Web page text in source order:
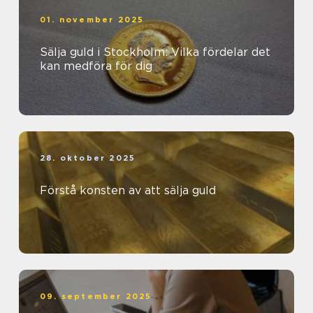
01. november 2025
Sälja guld i Stockholm: Vilka fördelar det
kan medföra för dig
28. oktober 2025
Förstå konsten av att sälja guld
09. september 2025